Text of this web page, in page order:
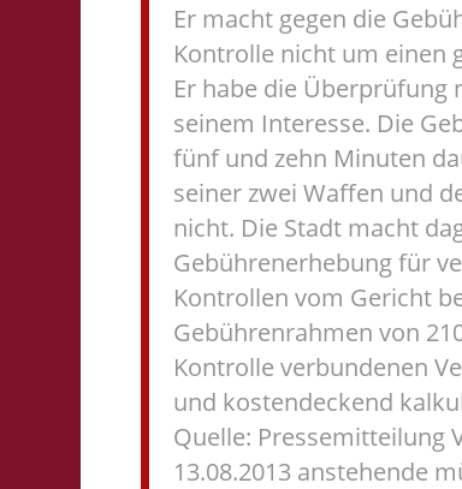
Er macht gegen die
Kontrolle nicht um einen
Er habe die Überprüfung
seinem Interesse. Die
fünf und zehn Minuten
seiner zwei Waffen und
nicht. Die Stadt macht
Gebührenerhebung für
Kontrollen vom Gericht
Gebührenrahmen von
Kontrolle verbundenen
und kostendeckend
Quelle: Pressemitteilung
13.08.2013 anstehende